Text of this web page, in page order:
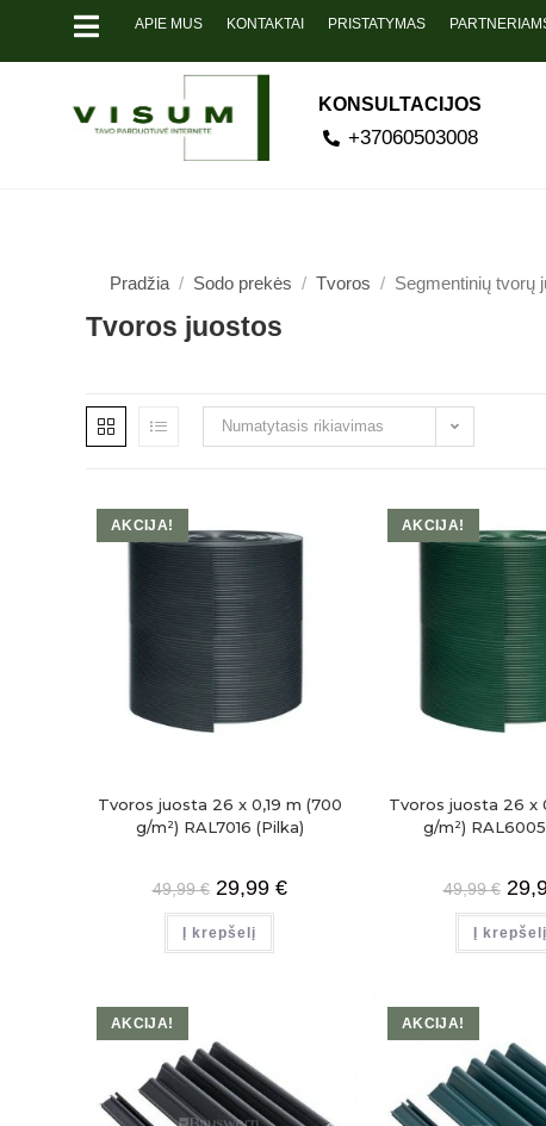
APIE MUS KONTAKTAI PRISTATYMAS
KONSULTACIJOS
+37060503008
Pradžia / Sodo prekės / Tvoros / Segmentinių tvorų
Tvoros juostos
Numatytasis rikiavimas
AKCIJA!
Tvoros juosta 26 x 0,19 m (700
g/m²) RAL7016 (Pilka)
49,99€ 29,99 €
Į krepšelį
AKCIJA!
Tvoros juosta 26 x
g/m²)
49,99€
Į krepšelį
AKCIJA! AKCIJA!